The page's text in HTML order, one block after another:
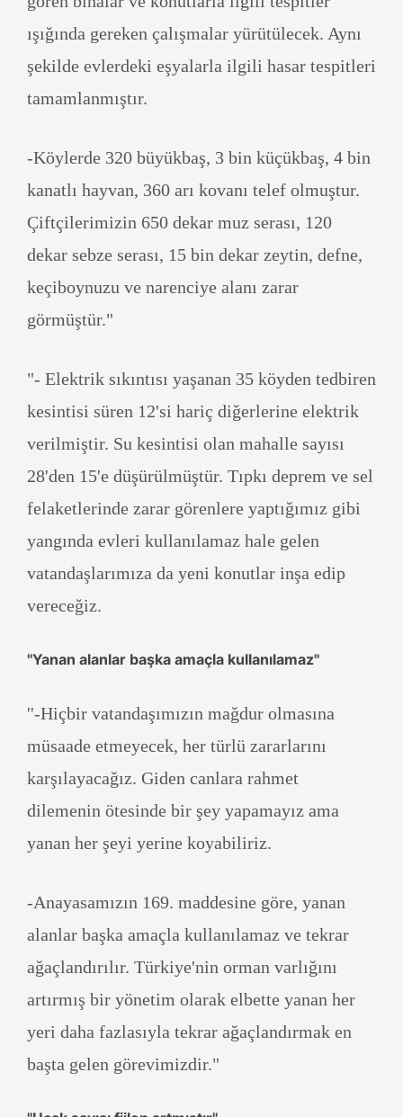
ışığında gereken çalışmalar yürütülecek. Aynı
şekilde evlerdeki eşyalarla ilgili hasar tespitleri
tamamlanmıştır.
-Köylerde 320 büyükbaş, 3 bin küçükbaş, 4 bin
kanatlı hayvan, 360 arı kovanı telef olmuştur.
Çiftçilerimizin 650 dekar muz serası, 120
dekar sebze serası, 15 bin dekar zeytin, defne,
keçiboynuzu ve narenciye alanı zarar
görmüştür."
"- Elektrik sıkıntısı yaşanan 35 köyden tedbiren
kesintisi süren 12'si hariç diğerlerine elektrik
verilmiştir. Su kesintisi olan mahalle sayısı
28'den 15'e düşürülmüştür. Tıpkı deprem ve sel
felaketlerinde zarar görenlere yaptığımız gibi
yangında evleri kullanılamaz hale gelen
vatandaşlarımıza da yeni konutlar inşa edip
vereceğiz.
''Yanan alanlar başka amaçla kullanılamaz''
''-Hiçbir vatandaşımızın mağdur olmasına
müsaade etmeyecek, her türlü zararlarını
karşılayacağız. Giden canlara rahmet
dilemenin ötesinde bir şey yapamayız ama
yanan her şeyi yerine koyabiliriz.
-Anayasamızın 169. maddesine göre, yanan
alanlar başka amaçla kullanılamaz ve tekrar
ağaçlandırılır. Türkiye'nin orman varlığını
artırmış bir yönetim olarak elbette yanan her
yeri daha fazlasıyla tekrar ağaçlandırmak en
başta gelen görevimizdir."